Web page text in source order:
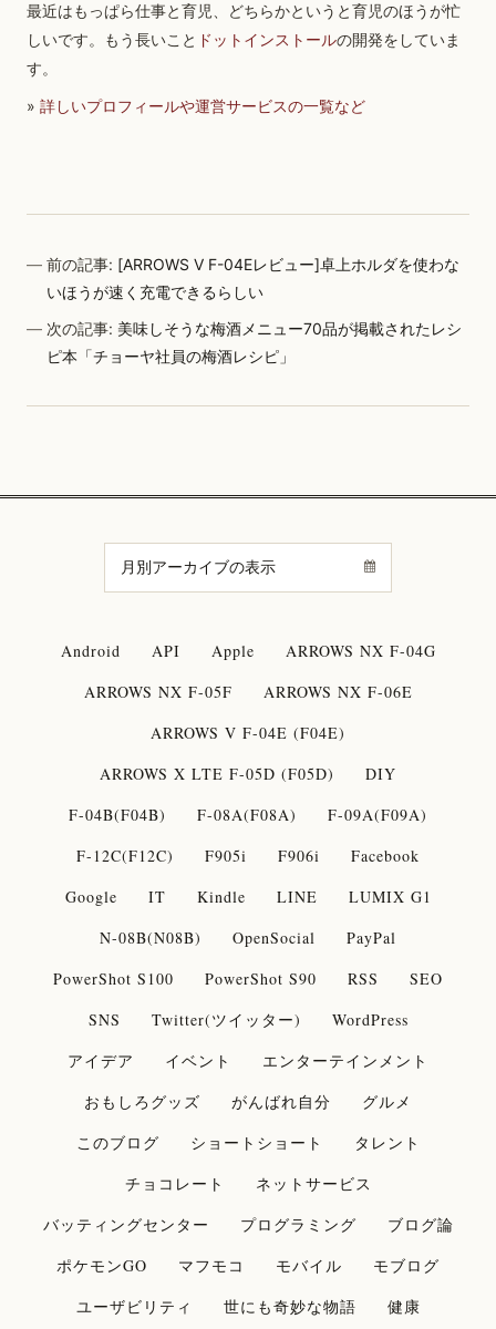
最近はもっぱら仕事と育児、どちらかというと育児のほうが忙
しいです。もう長いこと ドットインストールの開発をしていま
す。
» 詳しいプロフィールや運営サービスの一覧など
前の記事: [ARROWS V F-04Eレビュー]卓上ホルダを使わな
いほうが速く充電できるらしい
次の記事: 美味しそうな梅酒メニュー70品が掲載されたレシ
ピ本「チョーヤ社員の梅酒レシピ」
Android API Apple
ARROWS NX F-04G
ARROWS NX F-05F
ARROWS NX F-06E
ARROWS V F-04E (F04E)
ARROWS X LTE F-05D (F05D)
DIY
F-04B(F04B)
F-08A(F08A)
F-09A(F09A)
F-12C(F12C)
F905i F906i
Facebook
Google
IT Kindle LINE
LUMIX G1
N-08B(N08B)
OpenSocial
PayPal
PowerShot S100
PowerShot S90 RSS
SEO
SNS
Twitter(ツイッター)
WordPress
アイデア
イベント
エンターテインメント
おもしろグッズ
がんばれ自分
グルメ
このブログ
ショートショート
タレント
チョコレート
ネットサービス
バッティングセンター
プログラミング
ブログ論
ポケモンGO
マフモコ モバイル
モブログ
ユーザビリティ
世にも奇妙な物語 健康